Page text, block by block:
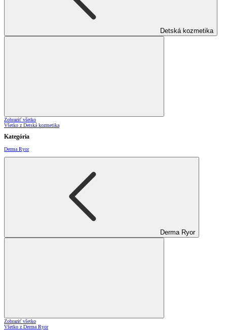
Detská kozmetika
Zobraziť všetko
Všetko z Detská kozmetika
Kategória
Derma Ryor
Derma Ryor
Zobraziť všetko
Všetko z Derma Ryor